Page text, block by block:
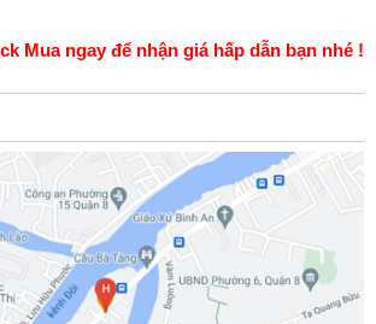
Mua ngay để nhận giá hấp dẫn bạn nhé !